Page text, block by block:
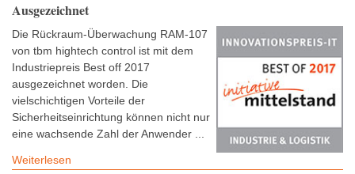
Ausgezeichnet
Die Rückraum-Überwachung RAM-107
von tbm hightech control ist mit dem
Industriepreis Best off 2017
ausgezeichnet worden. Die
vielschichtigen Vorteile der
Sicherheitseinrichtung können nicht nur
eine wachsende Zahl der Anwender ...
Weiterlesen